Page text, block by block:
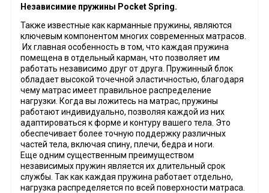
Независимие пружины Pocket Spring.
Также известные как карманные пружины, являются
ключевым компонентом многих современных матрасов.
Их главная особенность в том, что каждая пружина
помещена в отдельный карман, что позволяет им
работать независимо друг от друга. Пружинный блок
обладает высокой точечной эластичностью, благодаря
чему матрас имеет правильное распределение
нагрузки. Когда вы ложитесь на матрас, пружины
работают индивидуально, позволяя каждой из них
адаптироваться к форме и контуру вашего тела. Это
обеспечивает более точную поддержку различных
частей тела, включая спину, плечи, бедра и ноги.
Еще одним существенным преимуществом
независимых пружин является их длительный срок
службы. Так как каждая пружина работает отдельно,
нагрузка распределяется по всей поверхности матраса.